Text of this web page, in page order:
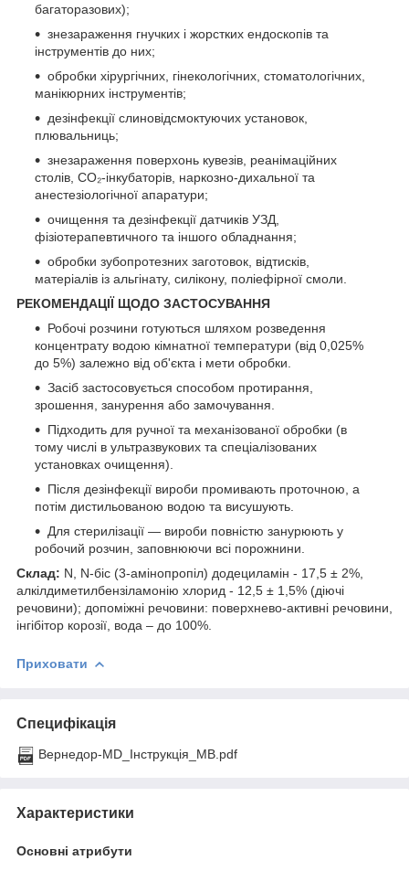
багаторазових);
знезараження гнучких і жорстких ендоскопів та
інструментів до них;
обробки хірургічних, гінекологічних, стоматологічних,
манікюрних інструментів;
дезінфекції слиновідсмоктуючих установок,
плювальниць;
знезараження поверхонь кувезів, реанімаційних
столів, СО₂-інкубаторів, наркозно-дихальної та
анестезіологічної апаратури;
очищення та дезінфекції датчиків УЗД,
фізіотерапевтичного та іншого обладнання;
обробки зубопротезних заготовок, відтисків,
матеріалів із альгінату, силікону, поліефірної смоли.
РЕКОМЕНДАЦІЇ ЩОДО ЗАСТОСУВАННЯ
Робочі розчини готуються шляхом розведення
концентрату водою кімнатної температури (від 0,025%
до 5%) залежно від об'єкта і мети обробки.
Засіб застосовується способом протирання,
зрошення, занурення або замочування.
Підходить для ручної та механізованої обробки (в
тому числі в ультразвукових та спеціалізованих
установках очищення).
Після дезінфекції вироби промивають проточною, а
потім дистильованою водою та висушують.
Для стерилізації — вироби повністю занурюють у
робочий розчин, заповнюючи всі порожнини.
Склад: N, N-біс (3-амінопропіл) додециламін - 17,5 ± 2%,
алкілдиметилбензіламонію хлорид - 12,5 ± 1,5% (діючі
речовини); допоміжні речовини: поверхнево-активні речовини,
інгібітор корозії, вода – до 100%.
Приховати
Специфікація
Вернедор-MD_Інструкція_МВ.pdf
Характеристики
Основні атрибути